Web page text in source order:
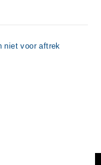
niet voor aftrek